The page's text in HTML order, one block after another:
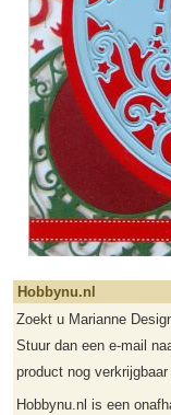
Hobbynu.nl
Zoekt u Marianne
Stuur dan een e-mail
product nog verkrijgbaar
Hobbynu.nl is een